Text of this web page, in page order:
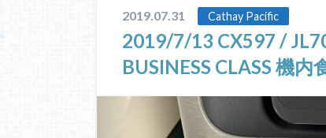
2019.07.31 Cathay Pacific
2019/7/13 CX597 /
BUSINESS CLASS 機内